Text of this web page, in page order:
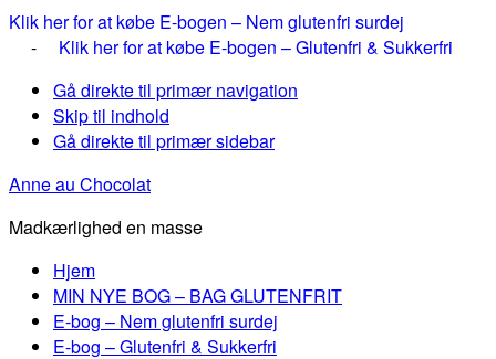
Klik her for at købe E-bogen – Nem glutenfri surdej
- Klik her for at købe E-bogen – Glutenfri & Sukkerfri
Gå direkte til primær navigation
Skip til indhold
Gå direkte til primær sidebar
Anne au Chocolat
Madkærlighed en masse
Hjem
MIN NYE BOG – BAG GLUTENFRIT
E-bog – Nem glutenfri surdej
E-bog – Glutenfri & Sukkerfri